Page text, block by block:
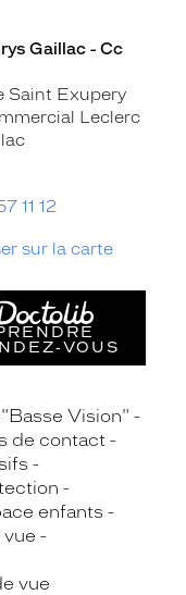
Gaillac - Cc
Saint Exupery
Leclerc
11 12
sur la carte
Vision"
de contact
enfants
vue